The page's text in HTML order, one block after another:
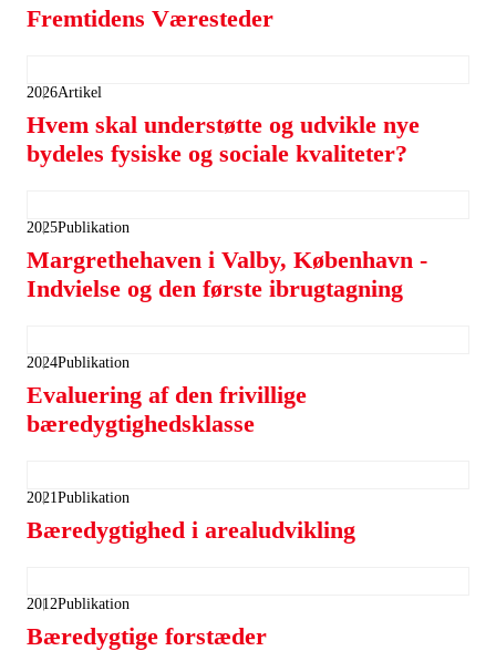
Fremtidens Væresteder
2026Artikel
Hvem skal understøtte og udvikle nye
bydeles fysiske og sociale kvaliteter?
2025Publikation
Margrethehaven i Valby, København -
Indvielse og den første ibrugtagning
2024Publikation
Evaluering af den frivillige
bæredygtighedsklasse
2021Publikation
Bæredygtighed i arealudvikling
2012Publikation
Bæredygtige forstæder